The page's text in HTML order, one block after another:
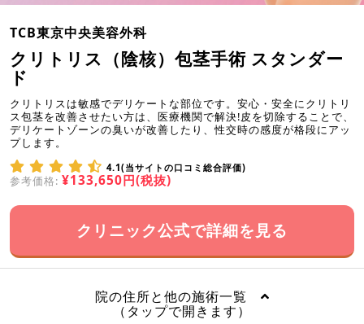
TCB東京中央美容外科
クリトリス（陰核）包茎手術 スタンダー
ド
クリトリスは敏感でデリケートな部位です。安心・安全にクリトリ
ス包茎を改善させたい方は、医療機関で解決!皮を切除することで、
デリケートゾーンの臭いが改善したり、性交時の感度が格段にアッ
プします。
4.1(当サイトの口コミ総合評価)
参考価格: ¥133,650円(税抜)
クリニック公式で詳細を見る
院の住所と他の施術一覧
（タップで開きます）